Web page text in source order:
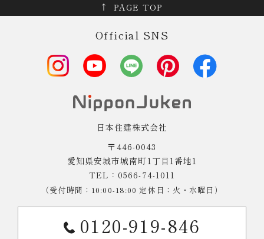
PAGE TOP
Official SNS
日本住建株式会社
〒446-0043
愛知県安城市城南町1丁目1番地1
TEL：0566-74-1011
（受付時間：10:00-18:00 定休日：火・水曜日）
0120-919-846